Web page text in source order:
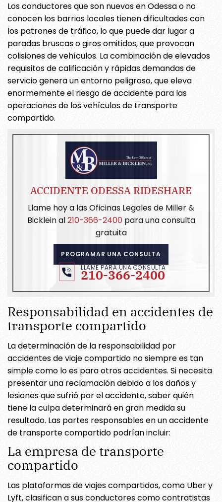
Los conductores que son nuevos en Odessa o no
conocen los barrios locales tienen dificultades con
los patrones de tráfico, lo que puede dar lugar a
paradas bruscas o giros omitidos, que provocan
colisiones de vehículos. La combinación de elevados
requisitos de calificación y rápidas demandas de
servicio genera un entorno peligroso, que eleva
enormemente el riesgo de accidente para las
operaciones de los vehículos de transporte
compartido.
ACCIDENTE ODESSA RIDESHARE
Llame hoy a las Oficinas Legales de Miller &
Bicklein al210-366-2400para una consulta
gratuita
PROGRAMAR UNA CONSULTA
LLAME PARA UNA CONSULTA
210-366-2400
Responsabilidad en accidentes de
transporte compartido
La determinación de la responsabilidad por
accidentes de viaje compartido no siempre es tan
simple como lo es para otros accidentes. Si necesita
presentar una reclamación debido a los daños y
lesiones que sufrió por el accidente, saber quién
tiene la culpa determinará en gran medida su
resultado. Las partes responsables en un accidente
de transporte compartido podrían incluir:
La empresa de transporte
compartido
Las plataformas de viajes compartidos, como Uber y
Lyft, clasifican a sus conductores como contratistas